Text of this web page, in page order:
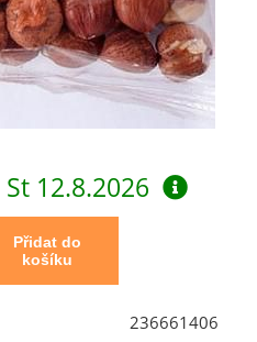
St 12.8.2026
236661406